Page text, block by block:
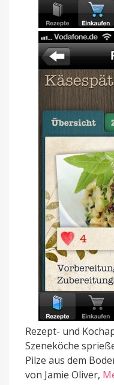
Rezept- und
Szeneköche
Pilze aus dem
von Jamie Oliver,